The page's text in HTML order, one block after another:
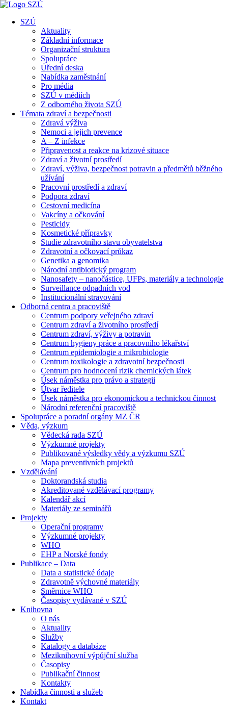
SZÚ
Aktuality
Základní informace
Organizační struktura
Spolupráce
Úřední deska
Nabídka zaměstnání
Pro média
SZÚ v médiích
Z odborného života SZÚ
Témata zdraví a bezpečnosti
Zdravá výživa
Nemoci a jejich prevence
A – Z infekce
Připravenost a reakce na krizové situace
Zdraví a životní prostředí
Zdraví, výživa, bezpečnost potravin a předmětů běžného
užívání
Pracovní prostředí a zdraví
Podpora zdraví
Cestovní medicína
Vakcíny a očkování
Pesticidy
Kosmetické přípravky
Studie zdravotního stavu obyvatelstva
Zdravotní a očkovací průkaz
Genetika a genomika
Národní antibiotický program
Nanosafety – nanočástice, UFPs, materiály a technologie
Surveillance odpadních vod
Institucionální stravování
Odborná centra a pracoviště
Centrum podpory veřejného zdraví
Centrum zdraví a životního prostředí
Centrum zdraví, výživy a potravin
Centrum hygieny práce a pracovního lékařství
Centrum epidemiologie a mikrobiologie
Centrum toxikologie a zdravotní bezpečnosti
Centrum pro hodnocení rizik chemických látek
Úsek náměstka pro právo a strategii
Útvar ředitele
Úsek náměstka pro ekonomickou a technickou činnost
Národní referenční pracoviště
Spolupráce a poradní orgány MZ ČR
Věda, výzkum
Vědecká rada SZÚ
Výzkumné projekty
Publikované výsledky vědy a výzkumu SZÚ
Mapa preventivních projektů
Vzdělávání
Doktorandská studia
Akreditované vzdělávací programy
Kalendář akcí
Materiály ze seminářů
Projekty
Operační programy
Výzkumné projekty
WHO
EHP a Norské fondy
Publikace – Data
Data a statistické údaje
Zdravotně výchovné materiály
Směrnice WHO
Časopisy vydávané v SZÚ
Knihovna
O nás
Aktuality
Služby
Katalogy a databáze
Meziknihovní výpůjční služba
Časopisy
Publikační činnost
Kontakty
Nabídka činnosti a služeb
Kontakt